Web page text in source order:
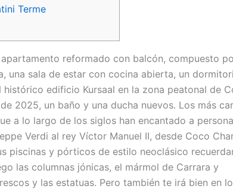
Terme
reformado con balcón, compuesto
una sala de estar con cocina abierta, un
edificio Kursaal en la zona peatonal de
2025, un baño y una ducha nuevos. Los más
a lo largo de los siglos han encantado a
Verdi al rey Víctor Manuel II, desde Coco
piscinas y pórticos de estilo neoclásico
las columnas jónicas, el mármol de Carrara y
y las estatuas. Pero también te irá bien en